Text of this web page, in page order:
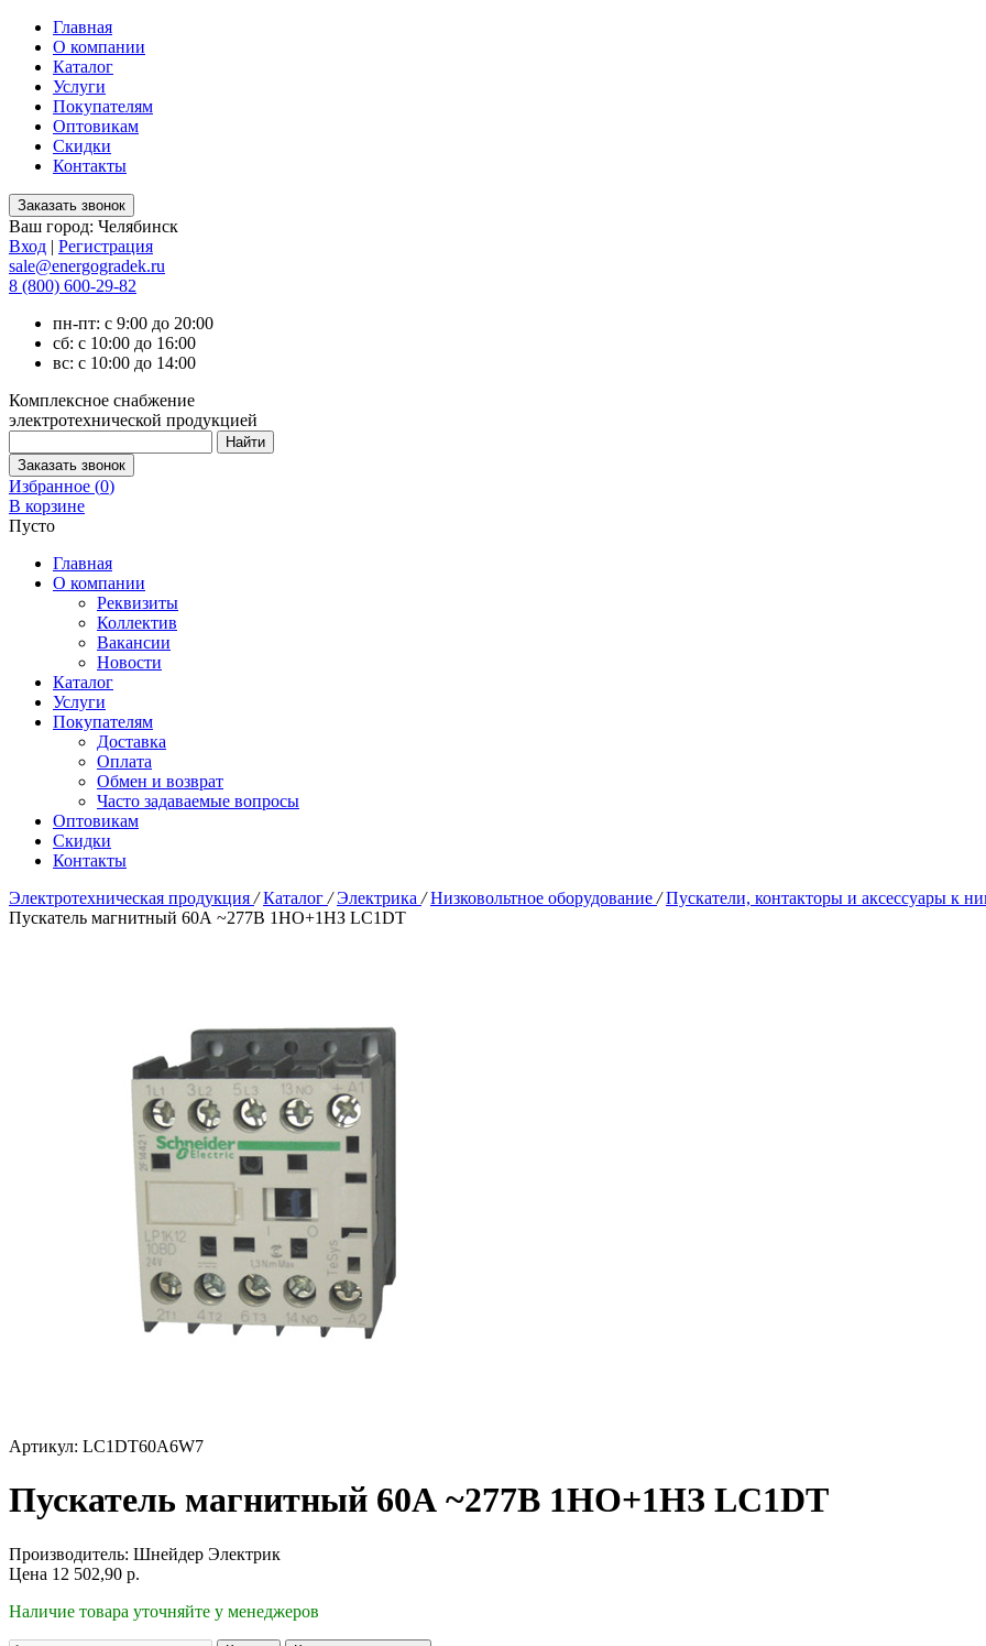
Главная
О компании
Каталог
Услуги
Покупателям
Оптовикам
Скидки
Контакты
Ваш город: Челябинск
Вход | Регистрация
sale@energogradek.ru
8 (800) 600-29-82
пн-пт: с 9:00 до 20:00
сб: с 10:00 до 16:00
вс: с 10:00 до 14:00
Комплексное снабжение
электротехнической продукцией
Избранное (0)
В корзине
Пусто
Главная
О компании
Реквизиты
Коллектив
Вакансии
Новости
Каталог
Услуги
Покупателям
Доставка
Оплата
Обмен и возврат
Часто задаваемые вопросы
Оптовикам
Скидки
Контакты
Электротехническая продукция / Каталог / Электрика / Низковольтное оборудование / Пускатели, контакторы и аксессуары к
Пускатель магнитный 60А ~277В 1НО+1НЗ LC1DT
Артикул: LC1DT60A6W7
Пускатель магнитный 60А ~277В 1НО+1НЗ LC1DT
Производитель: Шнейдер Электрик
Цена 12 502,90 р.
Наличие товара уточняйте у менеджеров